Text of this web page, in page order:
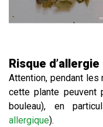
Risque d’allergie
Attention, pendant
cette plante peuvent
bouleau), en
allergique).